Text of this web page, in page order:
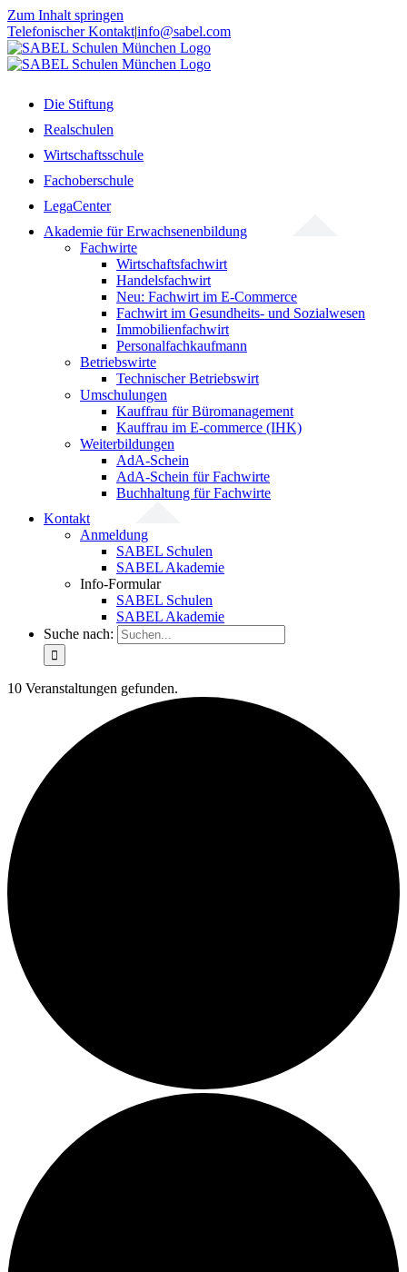
Zum Inhalt springen
Telefonischer Kontakt|info@sabel.com
Die Stiftung
Realschulen
Wirtschaftsschule
Fachoberschule
LegaCenter
Akademie für Erwachsenenbildung
Fachwirte
Wirtschaftsfachwirt
Handelsfachwirt
Neu: Fachwirt im E-Commerce
Fachwirt im Gesundheits- und Sozialwesen
Immobilienfachwirt
Personalfachkaufmann
Betriebswirte
Technischer Betriebswirt
Umschulungen
Kauffrau für Büromanagement
Kauffrau im E-commerce (IHK)
Weiterbildungen
AdA-Schein
AdA-Schein für Fachwirte
Buchhaltung für Fachwirte
Kontakt
Anmeldung
SABEL Schulen
SABEL Akademie
Info-Formular
SABEL Schulen
SABEL Akademie
Suche nach:
10 Veranstaltungen gefunden.